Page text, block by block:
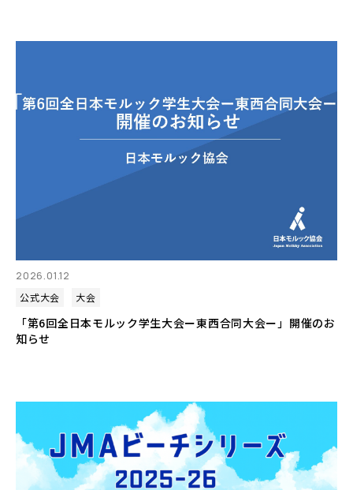
2026.01.12
公式大会
大会
「第6回全日本モルック学生大会ー東西合同大会ー」開催のお
知らせ